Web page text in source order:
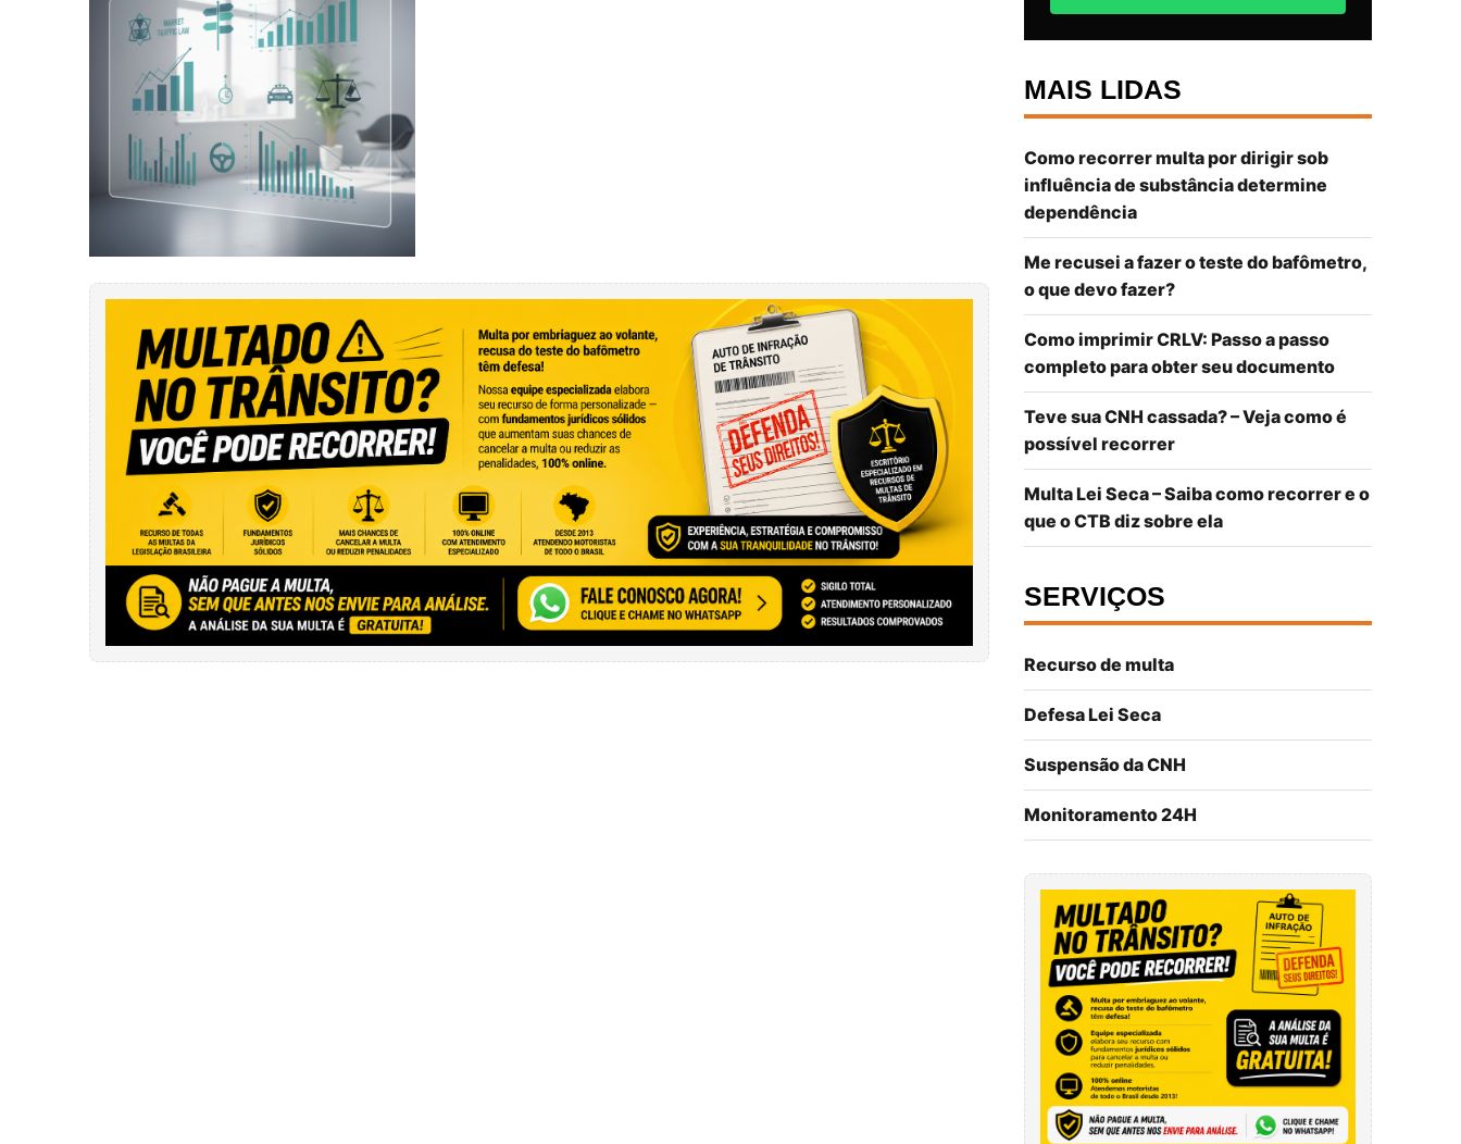
MAIS LIDAS
Como recorrer multa por dirigir sob
influência de substância determine
dependência
Me recusei a fazer o teste do bafômetro,
o que devo fazer?
Como imprimir CRLV: Passo a passo
completo para obter seu documento
Teve sua CNH cassada? – Veja como é
possível recorrer
Multa Lei Seca – Saiba como recorrer e o
que o CTB diz sobre ela
SERVIÇOS
Recurso de multa
Defesa Lei Seca
Suspensão da CNH
Monitoramento 24H